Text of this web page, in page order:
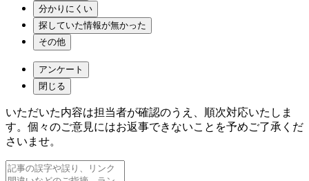
分かりにくい
探していた情報が無かった
その他
アンケート
閉じる
いただいた内容は担当者が確認のうえ、順次対応いたしま
す。個々のご意見にはお返事できないことを予めご了承くだ
さいませ。